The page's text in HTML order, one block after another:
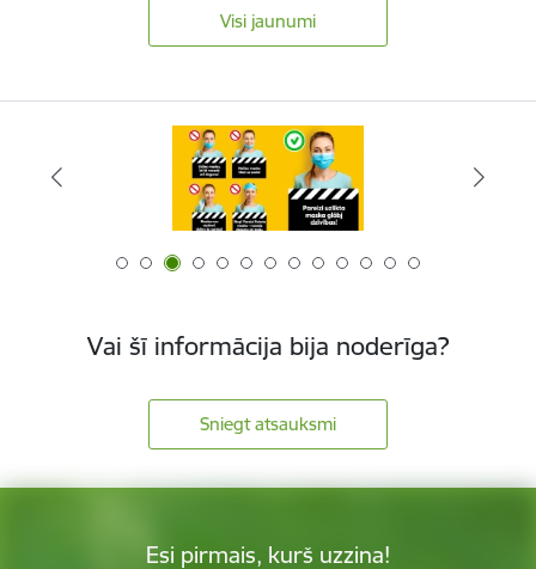
Visi jaunumi
Vai šī informācija bija noderīga?
Sniegt atsauksmi
Esi pirmais, kurš uzzina!